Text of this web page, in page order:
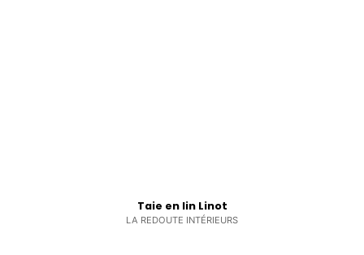
Taie en lin Linot
LA REDOUTE INTÉRIEURS